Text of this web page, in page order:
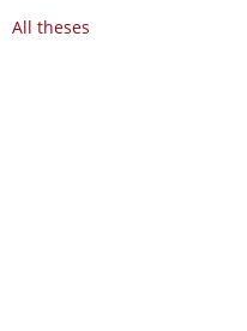
All theses